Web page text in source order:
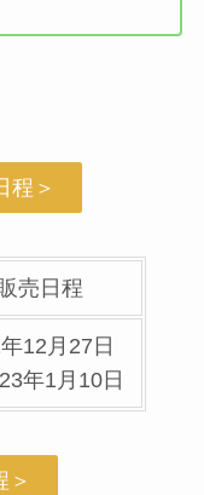
程＞
売日程
12月27日
年1月10日
＞